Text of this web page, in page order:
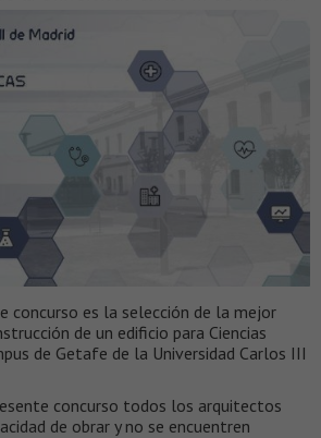
concurso es la selección de la mejor
de un edificio para Ciencias
de Getafe de la Universidad Carlos III
concurso todos los arquitectos
de obrar y no se encuentren